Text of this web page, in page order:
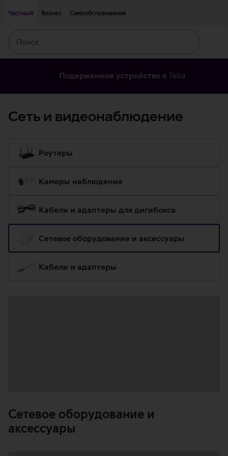
Частный
Бизнес Самообслуживание
Подержанное устройство в Telia
Сеть и видеонаблюдение
Роутеры
Камеры наблюдения
Кабели и адаптеры для дигибокса
Сетевое оборудование и аксессуары
Кабели и адаптеры
данных
Сетевое оборудование и
аксессуары